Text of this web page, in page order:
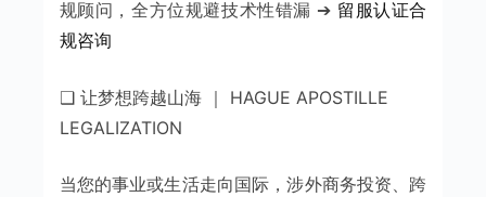
规顾问，全方位规避技术性错漏 ➔ 留服认证合
规咨询
❑ 让梦想跨越山海 ｜ HAGUE APOSTILLE
LEGALIZATION
当您的事业或生活走向国际，涉外商务投资、跨